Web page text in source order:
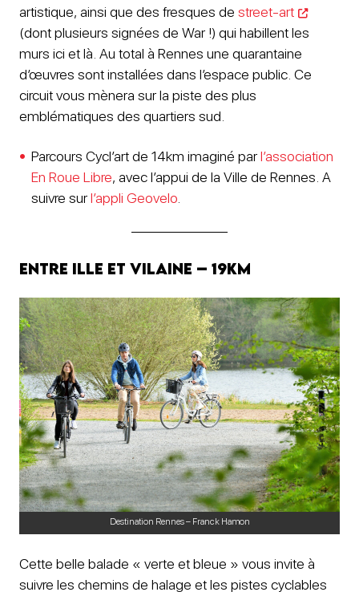
artistique, ainsi que des fresques de street-art
(dont plusieurs signées de War !) qui habillent les
murs ici et là. Au total à Rennes une quarantaine
d’œuvres sont installées dans l’espace public. Ce
circuit vous mènera sur la piste des plus
emblématiques des quartiers sud.
Parcours Cycl’art de 14km imaginé parl’association
En Roue Libre, avec l’appui de la Ville de Rennes. A
suivre surl’appli Geovelo
Entre Ille et Vilaine – 19km
Destination Rennes – Franck Hamon
Cette belle balade « verte et bleue » vous invite à
suivre les chemins de halage et les pistes cyclables